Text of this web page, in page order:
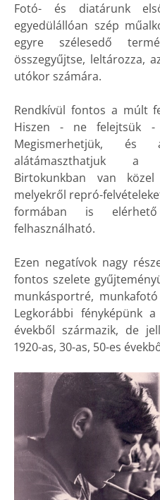
Fotó- és diatárunk
egyedülállóan szép
egyre szélesedő
összegyűjtse, leltározza,
utókor számára.
Rendkívül fontos a múlt
Hiszen - ne felejtsük -
Megismerhetjük,
alátámaszthatjuk a
Birtokunkban van közel
melyekről repró-
formában is
felhasználható.
Ezen negatívok nagy
fontos szelete
munkásportré,
Legkorábbi fényképünk
évekből származik, de
1920-as, 30-as, 50-es